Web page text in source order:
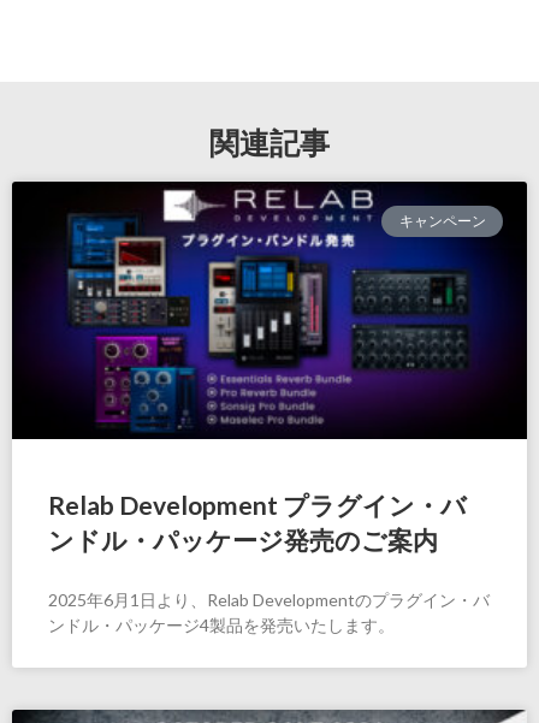
関連記事
キャンペーン
Relab Development プラグイン・バ
ンドル・パッケージ発売のご案内
2025年6月1日より、Relab Developmentのプラグイン・バ
ンドル・パッケージ4製品を発売いたします。